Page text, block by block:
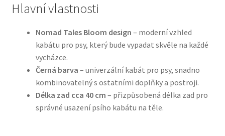
Happy Dog — Německá kvalita a přirozené složení
Hill’s pro psy
Hračky pro psy
Konzervy a kapsičky pro psy
N&D Farmina pro psy — Italské holistic krmivo
Hlavní vlastnosti
Nomad Tales Bloom design – moderní vzhled
kabátu pro psy, který bude vypadat skvěle na každé
vycházce.
Černá barva – univerzální kabát pro psy, snadno
kombinovatelný s ostatními doplňky a postroji.
Délka zad cca 40 cm – přizpůsobená délka zad pro
správné usazení psího kabátu na těle.